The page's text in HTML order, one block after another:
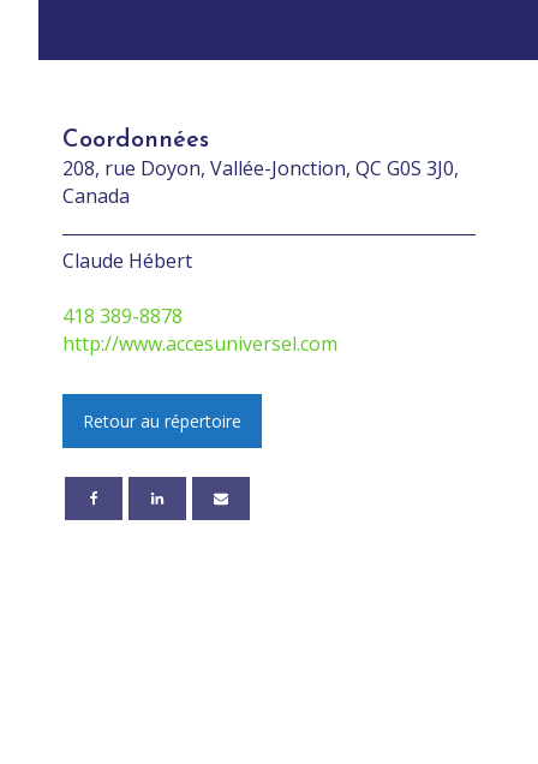
Coordonnées
208, rue Doyon, Vallée-Jonction, QC G0S 3J0,
Canada
Claude Hébert
418 389-8878
http://www.accesuniversel.com
Retour au répertoire